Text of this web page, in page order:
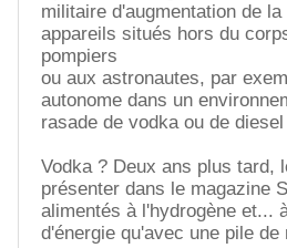
militaire d'augmentation de
appareils situés hors du
pompiers
ou aux astronautes, par
autonome dans un
rasade de vodka ou de
Vodka ? Deux ans plus tard,
présenter dans le magazine
alimentés à l'hydrogène et...
d'énergie qu'avec une pile